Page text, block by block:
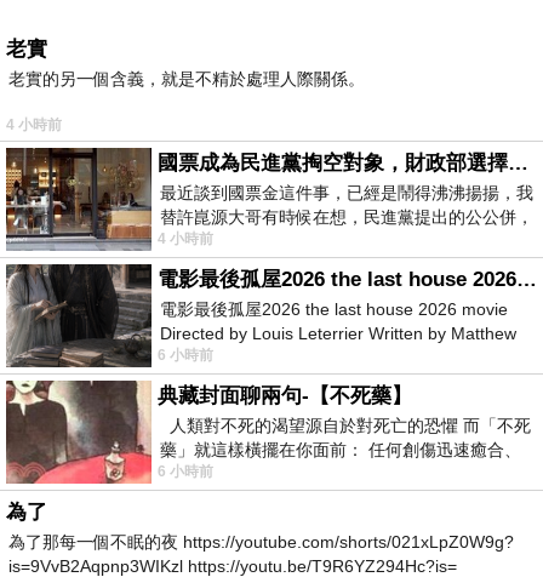
老實
老實的另一個含義，就是不精於處理人際關係。
4 小時前
國票成為民進黨掏空對象，財政部選擇性失憶
最近談到國票金這件事，已經是鬧得沸沸揚揚，我
替許崑源大哥有時候在想，民進黨提出的公公併，
其實就是想要國庫通黨庫，鬧出最大的醜
4 小時前
電影最後孤屋2026 the last house 2026 movie
電影最後孤屋2026 the last house 2026 movie
Directed by Louis Leterrier Written by Matthew
Robinson Starring Greta Lee Wa
6 小時前
典藏封面聊兩句-【不死藥】
人類對不死的渴望源自於對死亡的恐懼 而「不死
藥」就這樣橫擺在你面前： 任何創傷迅速癒合、
停止衰老、痛覺消失…堪
6 小時前
為了
為了那每一個不眠的夜 https://youtube.com/shorts/021xLpZ0W9g?
is=9VvB2Aqpnp3WIKzl https://youtu.be/T9R6YZ294Hc?is=